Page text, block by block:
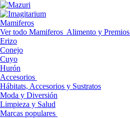
Mamiferos
Ver todo Mamiferos Alimento y Premios
Erizo
Conejo
Cuyo
Hurón
Accesorios
Hábitats, Accesorios y Sustratos
Moda y Diversión
Limpieza y Salud
Marcas populares